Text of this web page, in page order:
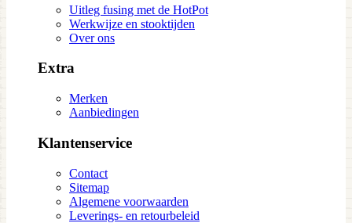
Uitleg fusing met de HotPot
Werkwijze en stooktijden
Over ons
Extra
Merken
Aanbiedingen
Klantenservice
Contact
Sitemap
Algemene voorwaarden
Leverings- en retourbeleid